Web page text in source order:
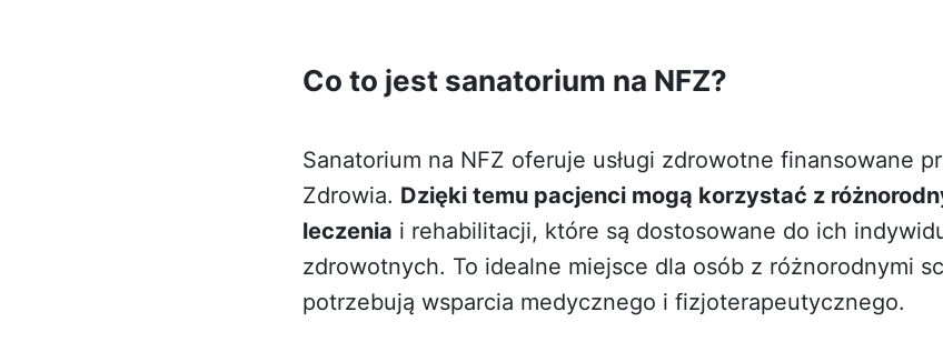
Co to jest sanatorium na NFZ?
Sanatorium na NFZ oferuje usługi zdrowotne finansowane
Zdrowia. Dzięki temu pacjenci mogą korzystać z
leczenia i rehabilitacji, które są dostosowane do ich
zdrowotnych. To idealne miejsce dla osób z różnorodnymi
potrzebują wsparcia medycznego i fizjoterapeutycznego.